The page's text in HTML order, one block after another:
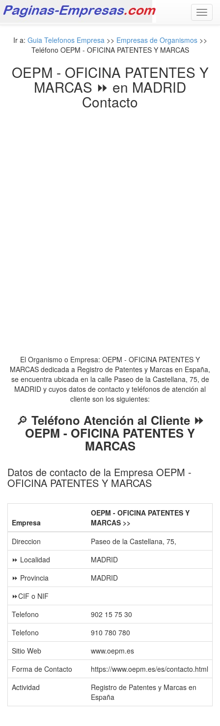
Ir a: Guia Telefonos Empresa>> Empresas de Organismos>>
Teléfono OEPM - OFICINA PATENTES Y MARCAS
OEPM - OFICINA PATENTES Y
MARCAS ⏩ en MADRID
Contacto
El Organismo o Empresa: OEPM - OFICINA PATENTES Y
MARCAS dedicada a Registro de Patentes y Marcas en España,
se encuentra ubicada en la calle Paseo de la Castellana, 75, de
MADRID y cuyos datos de contacto y teléfonos de atención al
cliente son los siguientes:
🔎 Teléfono Atención al Cliente ⏩
OEPM - OFICINA PATENTES Y
MARCAS
Datos de contacto de la Empresa OEPM -
OFICINA PATENTES Y MARCAS
Empresa
OEPM - OFICINA PATENTES Y
MARCAS >>
Direccion
Paseo de la Castellana, 75,
⏩ Localidad
MADRID
⏩ Provincia
MADRID
⏩CIF o NIF
Telefono
902 15 75 30
Telefono
910 780 780
Sitio Web
www.oepm.es
Forma de Contacto
https://www.oepm.es/es/contacto.html
Actividad
Registro de Patentes y Marcas en
España